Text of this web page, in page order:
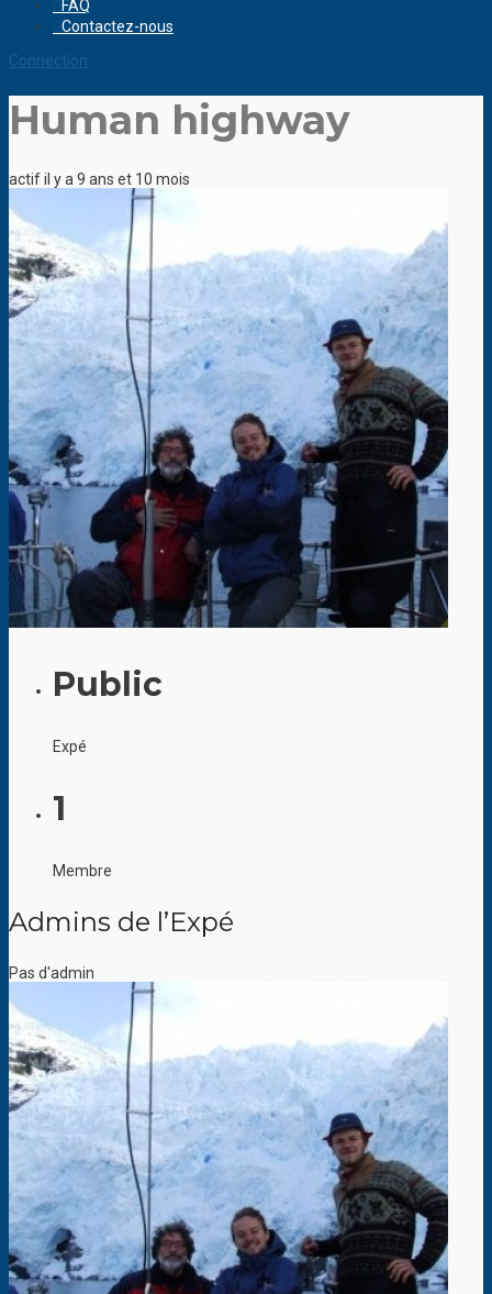
FAQ
Contactez-nous
Connection
Human highway
actif il y a 9 ans et 10 mois
Public
Expé
1
Membre
Admins de l’Expé
Pas d'admin